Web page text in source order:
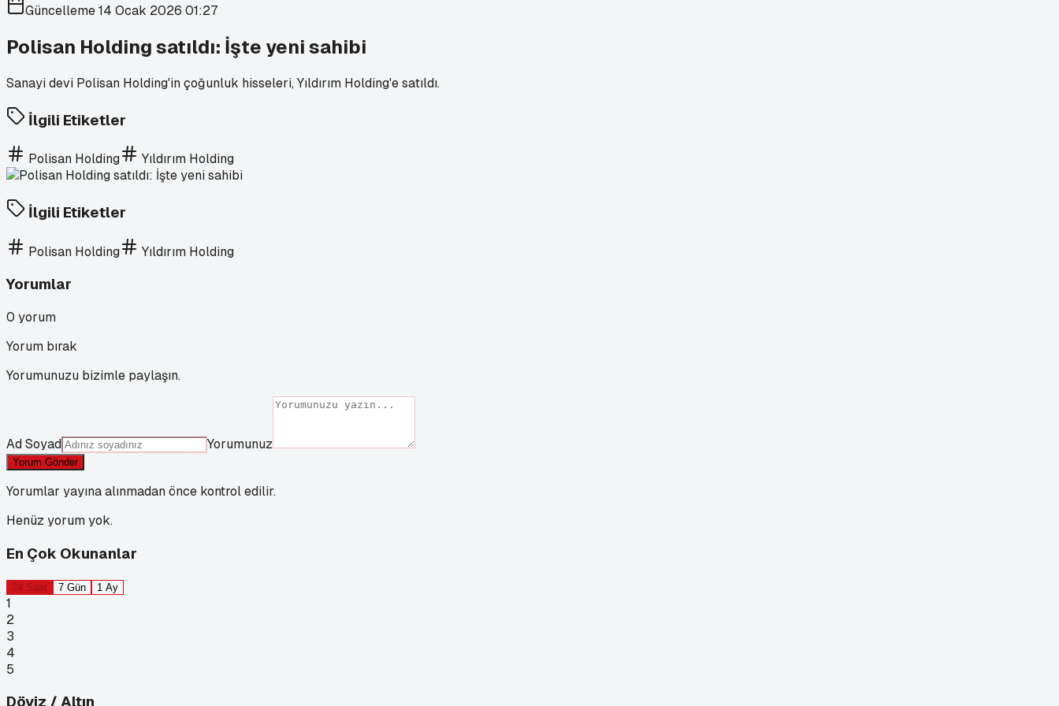
Güncelleme14 Ocak 2026 01:27
Polisan Holding satıldı: İşte yeni sahibi
Sanayi devi Polisan Holding'in çoğunluk hisseleri, Yıldırım Holding'e satıldı.
İlgili Etiketler
Polisan Holding Yıldırım Holding
İlgili Etiketler
Polisan Holding Yıldırım Holding
Yorumlar
0 yorum
Yorum bırak
Yorumunuzu bizimle paylaşın.
Ad Soyad Yorumunuz
Yorum Gönder
Yorumlar yayına alınmadan önce kontrol edilir.
Henüz yorum yok.
En Çok Okunanlar
24 Saat 7 Gün 1 Ay
1
2
3
4
5
Döviz / Altın